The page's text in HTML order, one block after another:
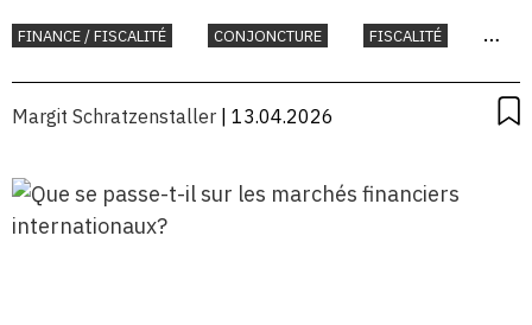
FINANCE / FISCALITÉ CONJONCTURE
FISCALITÉ
Margit Schratzenstaller | 13.04.2026